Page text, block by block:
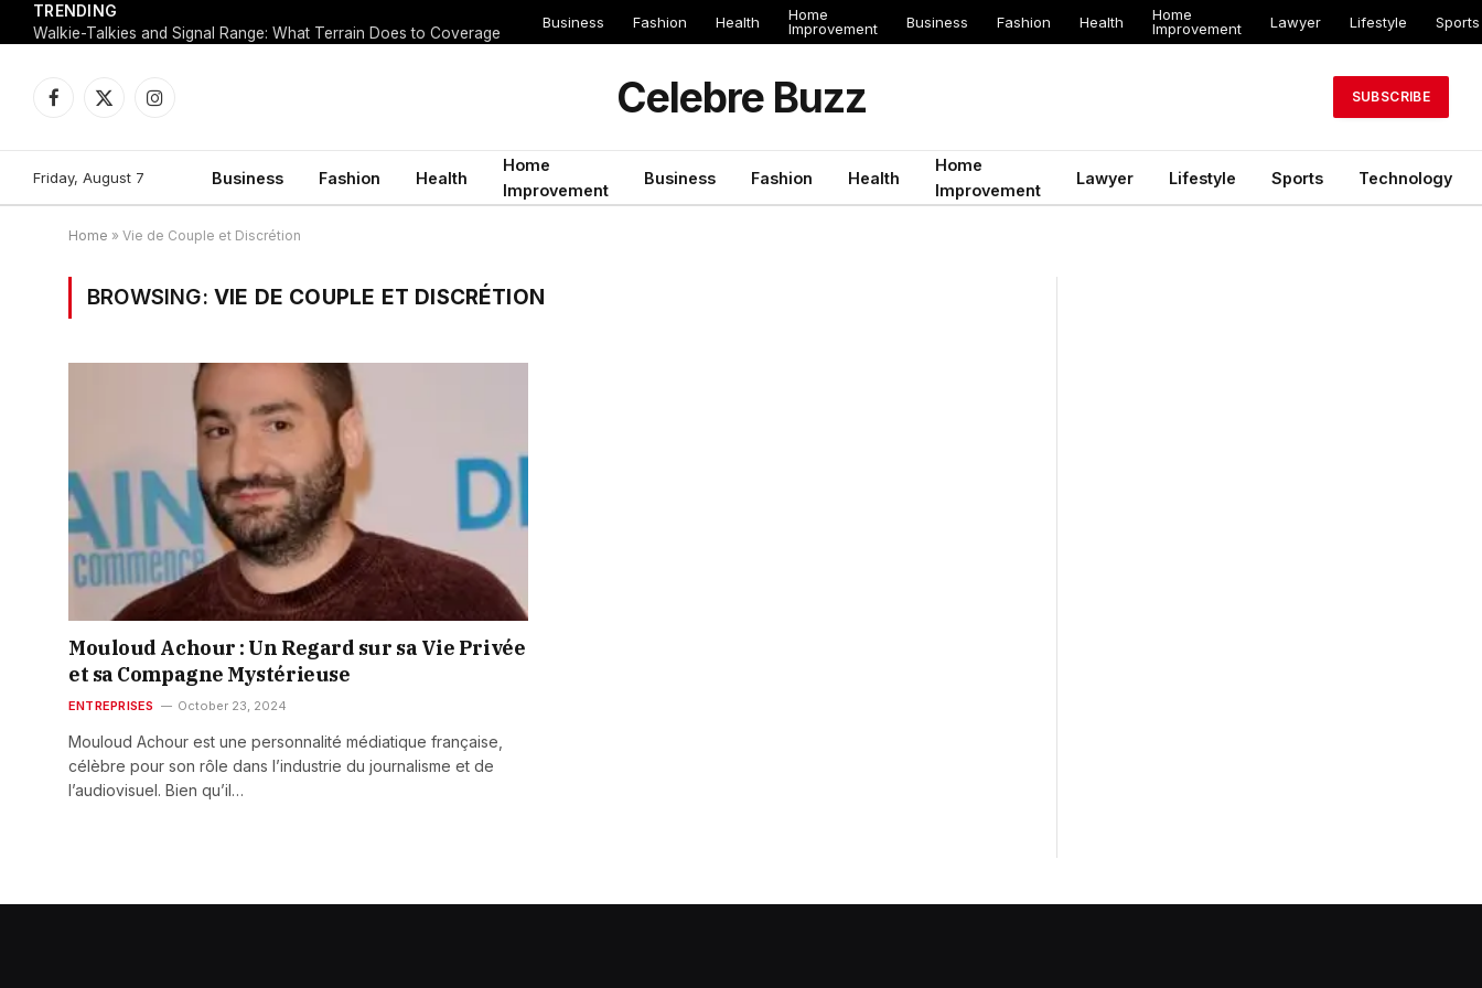
TRENDING
Walkie-Talkies and Signal Range: What Terrain Does to Coverage
Business Fashion Health
Home
Improvement
Business Fashion Health
Home
Improvement
Lawyer Lifestyle Sports
Facebook
X
Instagram Celebre Buzz SUBSCRIBE
Friday, August 7 Business Fashion Health
Home
Improvement
Business Fashion Health
Home
Improvement
Lawyer Lifestyle Sports Technology
Home » Vie de Couple et Discrétion
BROWSING: VIE DE COUPLE ET DISCRÉTION
Mouloud Achour : Un Regard sur sa Vie Privée
et sa Compagne Mystérieuse
ENTREPRISES October 23, 2024
Mouloud Achour est une personnalité médiatique française,
célèbre pour son rôle dans l’industrie du journalisme et de
l’audiovisuel. Bien qu’il…